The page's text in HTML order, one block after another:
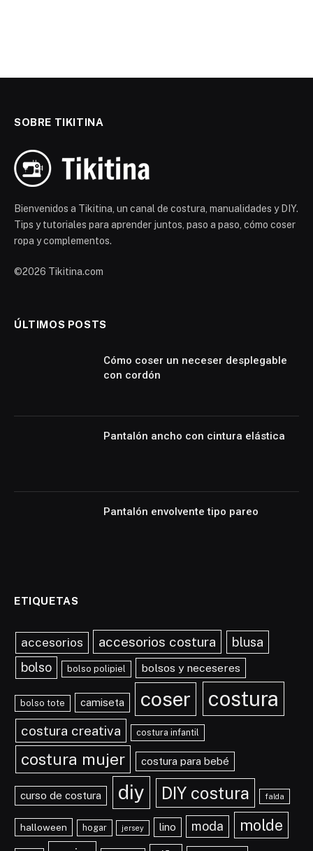
SOBRE TIKITINA
Bienvenidos a Tikitina, un canal de costura, manualidades y DIY.
Tips y tutoriales para aprender juntos, paso a paso, cómo coser
ropa y complementos.
©2026 Tikitina.com
ÚLTIMOS POSTS
Cómo coser un neceser desplegable
con cordón
Pantalón ancho con cintura elástica
Pantalón envolvente tipo pareo
ETIQUETAS
accesorios accesorios costura blusa
bolso bolso polipiel bolsos y neceseres
bolso tote camiseta coser costura
costura creativa costura infantil
costura mujer costura para bebé
curso de costura diy DIY costura falda
halloween hogar jersey lino moda molde